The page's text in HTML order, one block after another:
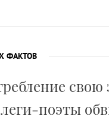
ФАКТОВ
поэты